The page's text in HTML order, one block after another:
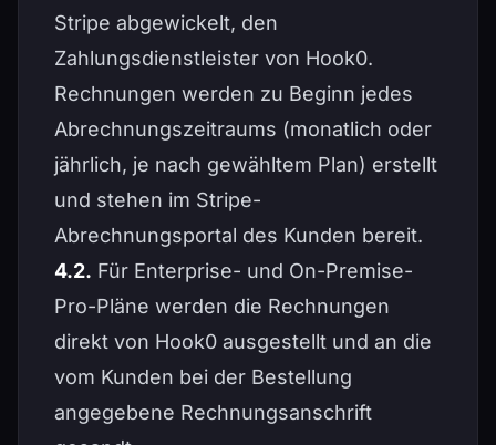
Stripe abgewickelt, den
Zahlungsdienstleister von Hook0.
Rechnungen werden zu Beginn jedes
Abrechnungszeitraums (monatlich oder
jährlich, je nach gewähltem Plan) erstellt
und stehen im Stripe-
Abrechnungsportal des Kunden bereit.
4.2. Für Enterprise- und On-Premise-
Pro-Pläne werden die Rechnungen
direkt von Hook0 ausgestellt und an die
vom Kunden bei der Bestellung
angegebene Rechnungsanschrift